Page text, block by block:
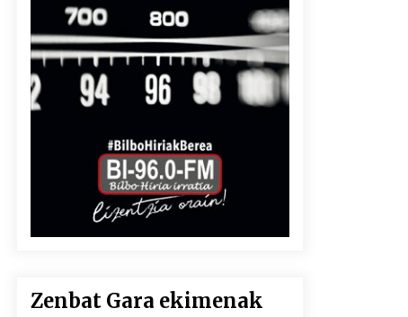
Zenbat Gara ekimenak